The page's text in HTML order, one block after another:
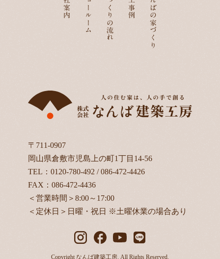
なんばの家づくり
家づくりの流れ
ショールーム
〒711-0907
岡山県倉敷市児島上の町1丁目14-56
TEL： 0120-780-492 /086-472-4426
FAX：086-472-4436
＜営業時間＞8:00～17:00
＜定休日＞日曜・祝日 ※土曜休業の場合あり
Copyright なんば建築工房. All Rights Reserved.